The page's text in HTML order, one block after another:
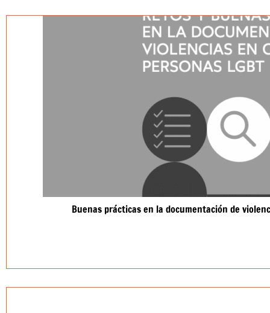
Buenas prácticas en la documentación de